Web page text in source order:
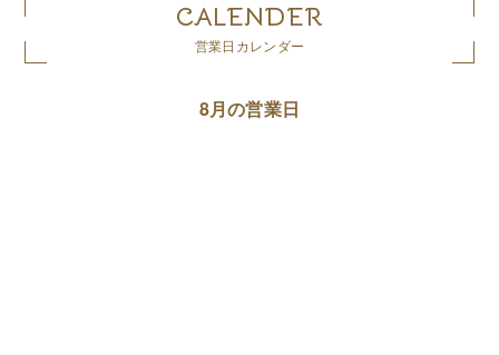
CALENDER
営業日カレンダー
8月の営業日